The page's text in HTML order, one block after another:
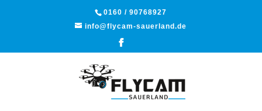
0160 / 90768927
info@flycam-sauerland.de